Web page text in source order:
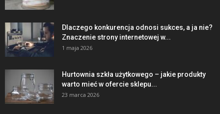
Dlaczego konkurencja odnosi sukces, a ja nie?
Znaczenie strony internetowej w...
1 maja 2026
Hurtownia szkła użytkowego – jakie produkty
warto mieć w ofercie sklepu...
23 marca 2026